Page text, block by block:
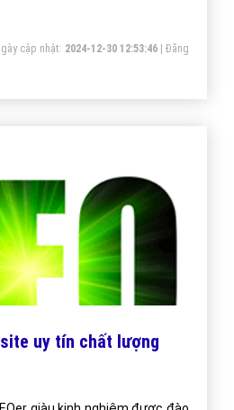
cập nhật: 2024-12-30 12:53:46|Đăng
uy tín chất lượng